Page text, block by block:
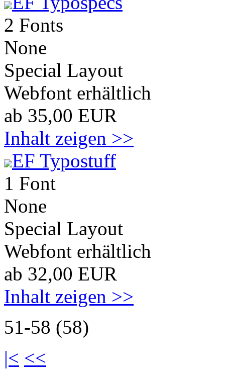
2 Fonts
None
Special Layout
Webfont erhältlich
ab 35,00 EUR
Inhalt zeigen >>
EF Typostuff
1 Font
None
Special Layout
Webfont erhältlich
ab 32,00 EUR
Inhalt zeigen >>
51-58 (58)
|< <<